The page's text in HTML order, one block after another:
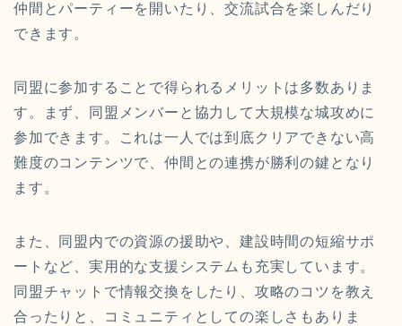
仲間とパーティーを開いたり、交流試合を楽しんだり
できます。
同盟に参加することで得られるメリットは多数ありま
す。まず、同盟メンバーと協力して大規模な城攻めに
参加できます。これは一人では到底クリアできない高
難度のコンテンツで、仲間との連携が勝利の鍵となり
ます。
また、同盟内での資源の援助や、建設時間の短縮サポ
ートなど、実用的な支援システムも充実しています。
同盟チャットで情報交換をしたり、攻略のコツを教え
合ったりと、コミュニティとしての楽しさもありま